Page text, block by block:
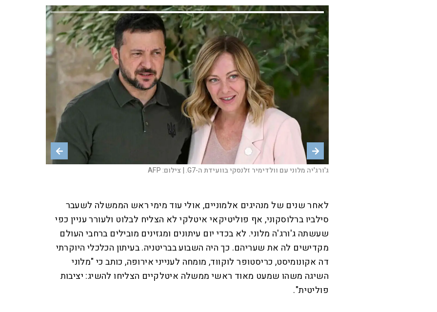
ג'ורג'ה מלוני ודונלד טראמפ | צילום:Evan Vucci / POOL / AFP
ראש הממשלה בנימין נתניהו נפגש עם ראש ממשלת איטליה גורגה מלוני, בקריה בתל אביב. |
ג'ורג'יה מלוני עם וולדימיר זלנסקי בוועידת ה-G7. | צילום:AFP
לאחר שנים של מנהיגים אלמוניים, אולי עוד מימי ראש הממשלה לשעבר
סילביו ברלוסקוני, אף פוליטיקאי איטלקי לא הצליח לבלוט ולעורר עניין כפי
שעשתה ג'ורג'ה מלוני. לא בכדי יום עיתונים ומגזינים מובילים ברחבי העולם
מקדישים לה את שעריהם. כך היה השבוע בבריטניה. בעיתון הכלכלי היוקרתי
דה אקונומיסט, כריסטופר לוקווד, מומחה לענייני אירופה, כותב כי "מלוני
השיגה משהו שמעט מאוד ראשי ממשלה איטלקיים הצליחו להשיג: יציבות
פוליטית".